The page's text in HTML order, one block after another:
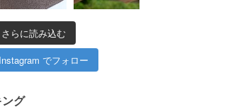
さらに読み込む
Instagram でフォロー
グ